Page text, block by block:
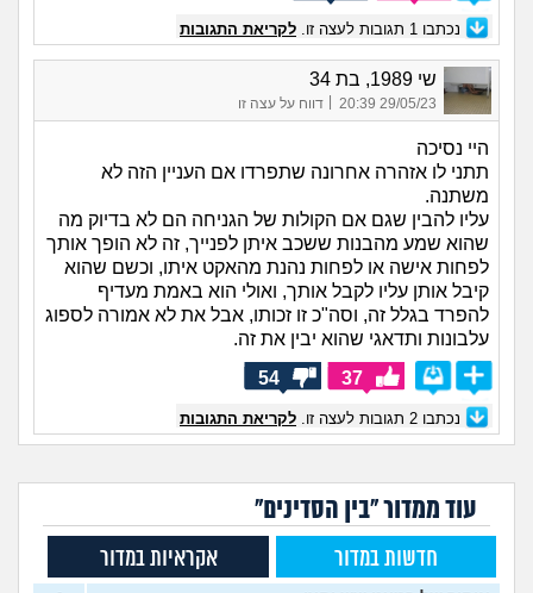
נכתבו 1 תגובות לעצה זו. לקריאת התגובות
שי 1989, בת 34
29/05/23 20:39
| דווח על עצה זו
היי נסיכה
תתני לו אזהרה אחרונה שתפרדו אם העניין הזה לא
משתנה.
עליו להבין שגם אם הקולות של הגניחה הם לא בדיוק מה
שהוא שמע מהבנות ששכב איתן לפנייך, זה לא הופך אותך
לפחות אישה או לפחות נהנת מהאקט איתו, וכשם שהוא
קיבל אותן עליו לקבל אותך, ואולי הוא באמת מעדיף
להפרד בגלל זה, וסה"כ זו זכותו, אבל את לא אמורה לספוג
עלבונות ותדאגי שהוא יבין את זה.
37
54
נכתבו 2 תגובות לעצה זו. לקריאת התגובות
עוד ממדור "בין הסדינים"
חדשות במדור אקראיות במדור